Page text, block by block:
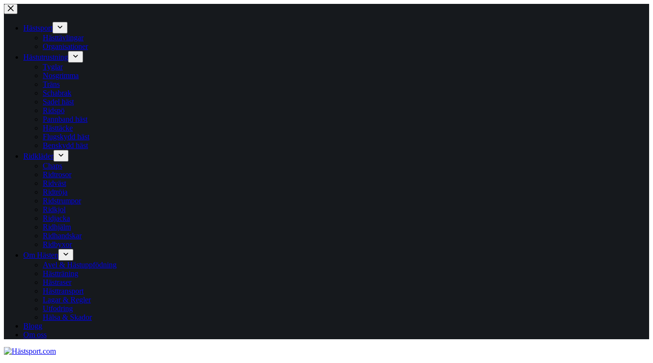
Hoppa
till
innehållHästsport
Hästtävlingar
Organisationer
Hästutrustning
Tyglar
Nosgrimma
Träns
Schabrak
Sadel häst
Ridspö
Pannband häst
Hästtäcke
Flugskydd häst
Benskydd häst
Ridkläder
Chaps
Ridtrosor
Ridväst
Ridtröja
Ridstrumpor
Ridkjol
Ridjacka
Ridhjälm
Ridhandskar
Ridbyxor
Om Hästen
Avel & Hästuppfödning
Hästträning
Hästraser
Hästtransport
Lagar & Regler
Utfodring
Hälsa & Skador
Blogg
Om oss